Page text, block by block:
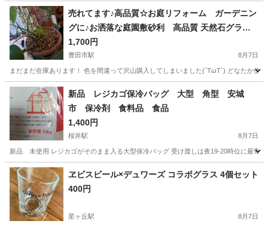
売れてます♪高品質☆お庭リフォーム ガーデニン
グに♪お洒落な庭園敷砂利 高品質 天然石グラベ
ル ブラウン系 大容量約20kg在庫沢山あり！
1,700円
豊田市駅 8月7日
まだまだ在庫あります！ 色を間違って沢山購入してしまいました(´TωT`) どなたか使
愛知 豊田市 豊田市駅 家庭用品 グラベル
新品 レジカゴ保冷バッグ 大型 角型 安城
市 保冷剤 食料品 食品
1,400円
桜井駅 8月7日
新品 未使用 レジカゴがそのまま入る大型保冷バッグ 受け渡しは夜19-20時位に最寄
愛知 安城市 桜井駅
ヱビスビール×デュワーズ コラボグラス 4個セット
400円
星ヶ丘駅 8月7日